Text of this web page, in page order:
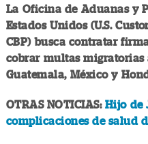
La Oficina de Aduanas y
Estados Unidos (U.S.
CBP) busca contratar
cobrar multas migratorias
Guatemala, México y
OTRAS NOTICIAS:Hijo de
complicaciones de salud